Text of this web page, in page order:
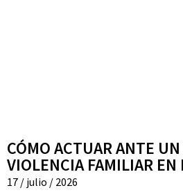
CÓMO ACTUAR ANTE
VIOLENCIA FAMILIAR EN
17 / julio / 2026